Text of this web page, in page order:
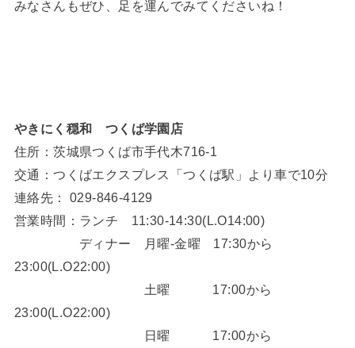
みなさんもぜひ、足を運んでみてくださいね！
やきにく穏和 つくば学園店
住所：茨城県つくば市手代木716-1
交通：つくばエクスプレス「つくば駅」より車で10分
連絡先： 029-846-4129
営業時間：ランチ 11:30-14:30(L.O14:00)
ディナー 月曜-金曜 17:30から
23:00(L.O22:00)
土曜 17:00から
23:00(L.O22:00)
日曜 17:00から